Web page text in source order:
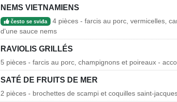
NEMS VIETNAMIENS
često se sviđa
4 pièces - farcis au porc, vermicelles,
d'une sauce nems
RAVIOLIS GRILLÉS
5 pièces - farcis au porc, champignons et poireaux -
SATÉ DE FRUITS DE MER
2 pièces - brochettes de scampi et coquilles saint-